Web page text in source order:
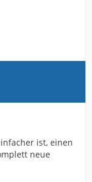
ist, einen
neue